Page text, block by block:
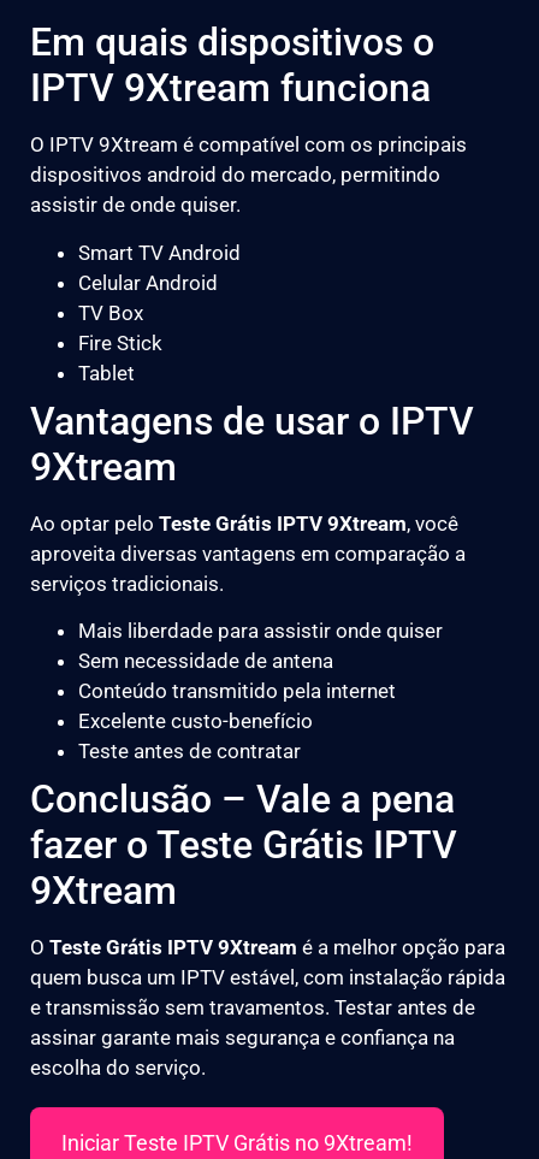
Em quais dispositivos o
IPTV 9Xtream funciona
O IPTV 9Xtream é compatível com os principais
dispositivos android do mercado, permitindo
assistir de onde quiser.
Smart TV Android
Celular Android
TV Box
Fire Stick
Tablet
Vantagens de usar o IPTV
9Xtream
Ao optar pelo Teste Grátis IPTV 9Xtream, você
aproveita diversas vantagens em comparação a
serviços tradicionais.
Mais liberdade para assistir onde quiser
Sem necessidade de antena
Conteúdo transmitido pela internet
Excelente custo-benefício
Teste antes de contratar
Conclusão – Vale a pena
fazer o Teste Grátis IPTV
9Xtream
O Teste Grátis IPTV 9Xtream é a melhor opção para
quem busca um IPTV estável, com instalação rápida
e transmissão sem travamentos. Testar antes de
assinar garante mais segurança e confiança na
escolha do serviço.
Iniciar Teste IPTV Grátis no 9Xtream!